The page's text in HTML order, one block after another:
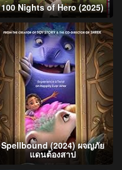
100 Nights of Hero (2025)
Spellbound (2024) ผจญภัย
แดนต้องสาป